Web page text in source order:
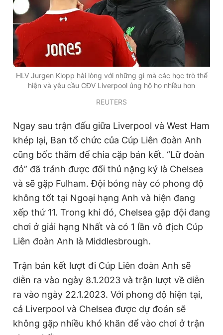
HLV Jurgen Klopp hài lòng với những gì mà các học trò thể
hiện và yêu cầu CĐV Liverpool ủng hộ họ nhiều hơn
REUTERS
Ngay sau trận đấu giữa Liverpool và West Ham
khép lại, Ban tổ chức của Cúp Liên đoàn Anh
cũng bốc thăm để chia cặp bán kết. “Lữ đoàn
đỏ” đã tránh được đối thủ nặng ký là Chelsea
và sẽ gặp Fulham. Đội bóng này có phong độ
không tốt tại Ngoại hạng Anh và hiện đang
xếp thứ 11. Trong khi đó, Chelsea gặp đội đang
chơi ở giải hạng Nhất và có 1 lần vô địch Cúp
Liên đoàn Anh là Middlesbrough.
Trận bán kết lượt đi Cúp Liên đoàn Anh sẽ
diễn ra vào ngày 8.1.2023 và trận lượt về diễn
ra vào ngày 22.1.2023. Với phong độ hiện tại,
cả Liverpool và Chelsea được dự đoán sẽ
không gặp nhiều khó khăn để vào chơi ở trận